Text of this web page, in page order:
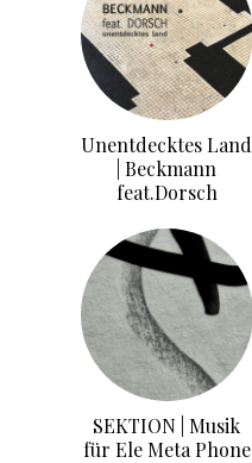
Unentdecktes Land
| Beckmann
feat.Dorsch
SEKTION | Musik
für Ele Meta Phone